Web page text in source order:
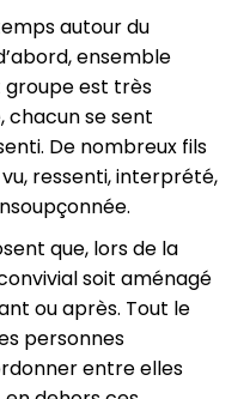
autour du
ensemble
groupe est très
chacun se sent
De nombreux fils
ressenti, interprété,
que, lors de la
soit aménagé
ou après. Tout le
personnes
entre elles